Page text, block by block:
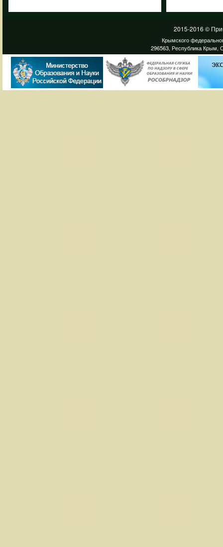
2015-2016 ©
Крымского
296563, Республика Крым,